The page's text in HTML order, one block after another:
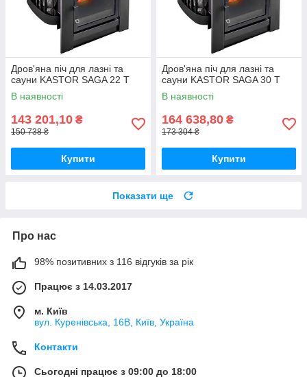
Дров'яна піч для лазні та
сауни KASTOR SAGA 22 Т
В наявності
143 201,10 ₴
150 738 ₴
Купити
Дров'яна піч для лазні та
сауни KASTOR SAGA 30 T
В наявності
164 638,80 ₴
173 304 ₴
Купити
Показати ще
Про нас
98% позитивних з 116 відгуків за рік
Працює з 14.03.2017
м. Київ
вул. Куренівська, 16В, Київ, Україна
Контакти
Сьогодні працює з 09:00 до 18:00